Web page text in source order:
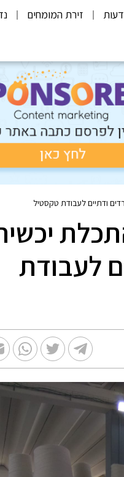
דעות זירת המומחים
ודתיים לעבודת טקסטיל
לעבודת